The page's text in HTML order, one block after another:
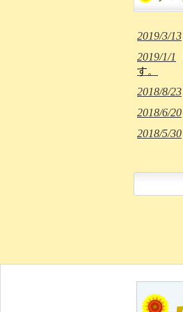
2019/3/13
2019/1/1
す。
2018/8/23
2018/6/20
2018/5/30